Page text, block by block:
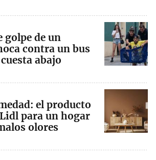
golpe de un
contra un bus
abajo
el producto
para un hogar
olores